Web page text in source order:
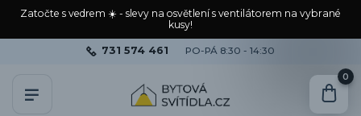
Zatočte s vedrem ☀️ - slevy na osvětlení s ventilátorem na vybrané
kusy!
731 574 461 PO-PÁ 8:30 - 14:30
0